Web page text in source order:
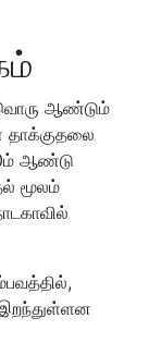
ஆண்டும்
தாக்குதலை
ஆண்டு
மூலம்